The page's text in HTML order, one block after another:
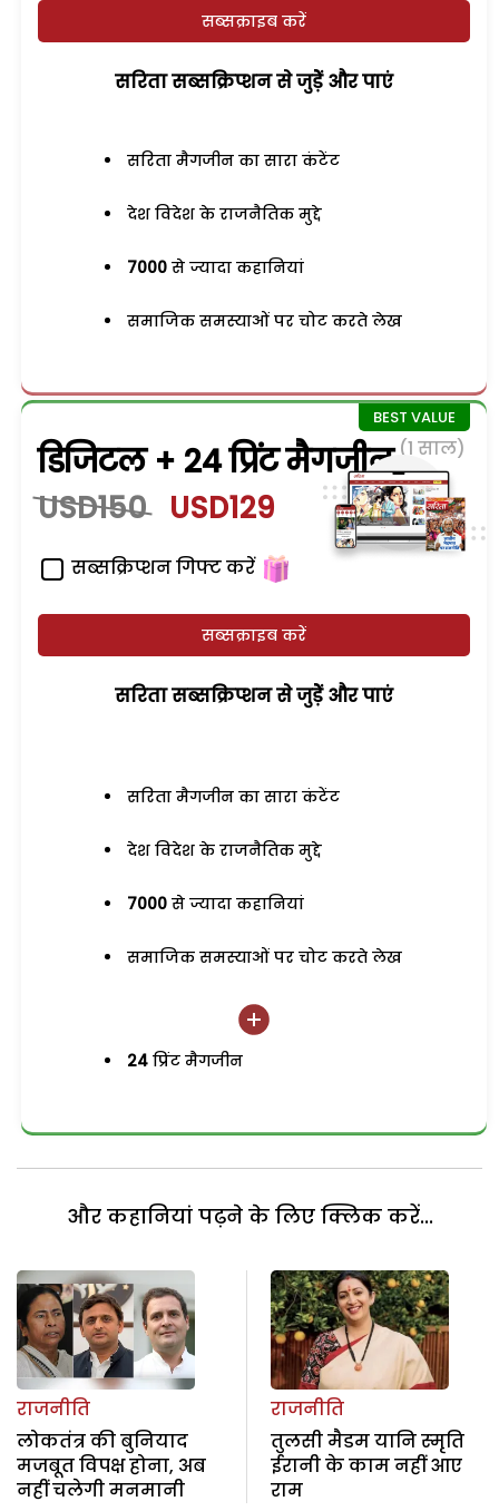
सब्सक्राइब करें
सरिता सब्सक्रिप्शन से जुड़ेें और पाएं
सरिता मैगजीन का सारा कंटेंट
देश विदेश के राजनैतिक मुद्दे
7000 से ज्यादा कहानियां
समाजिक समस्याओं पर चोट करते लेख
डिजिटल + 24 प्रिंट मैगजीन (1 साल)
USD150 USD129
सब्सक्रिप्शन गिफ्ट करें
सब्सक्राइब करें
सरिता सब्सक्रिप्शन से जुड़ेें और पाएं
सरिता मैगजीन का सारा कंटेंट
देश विदेश के राजनैतिक मुद्दे
7000 से ज्यादा कहानियां
समाजिक समस्याओं पर चोट करते लेख
24 प्रिंट मैगजीन
और कहानियां पढ़ने के लिए क्लिक करें...
राजनीति
लोकतंत्र की बुनियाद
मजबूत विपक्ष होना, अब
नहीं चलेगी मनमानी
राजनीति
तुलसी मैडम यानि स्‍मृति
ईरानी के काम नहीं आए
राम